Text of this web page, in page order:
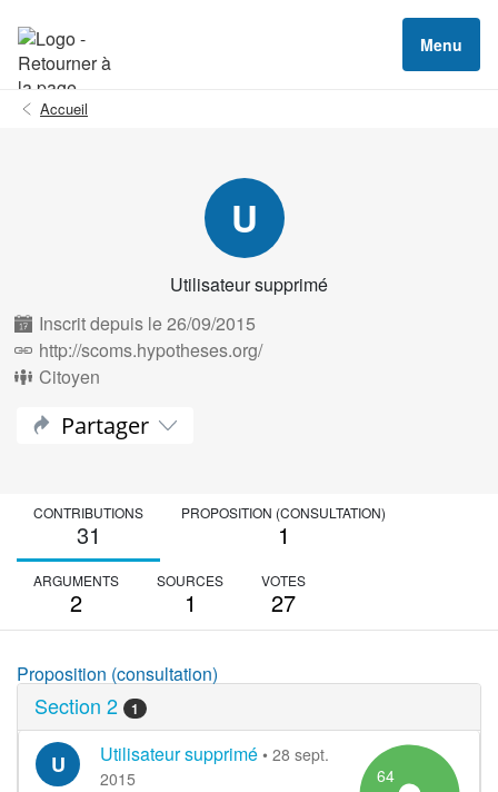
Menu
Accueil
U
Utilisateur supprimé
Inscrit depuis le 26/09/2015
http://scoms.hypotheses.org/
Citoyen
Partager
CONTRIBUTIONS
31
PROPOSITION (CONSULTATION)
1
ARGUMENTS
2
SOURCES
1
VOTES
27
Proposition (consultation)
Section 2 1
U Utilisateur supprimé • 28 sept.
2015
64